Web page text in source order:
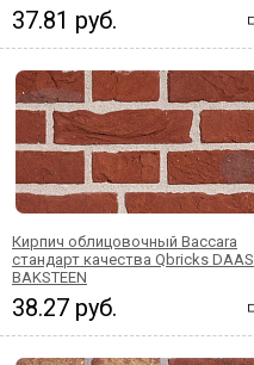
37.81 руб.
Кирпич облицовочный Baccara
стандарт качества Qbricks DAAS
BAKSTEEN
38.27 руб.